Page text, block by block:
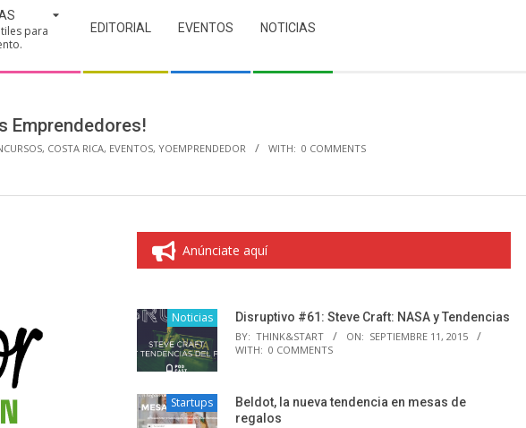
para
EDITORIAL EVENTOS NOTICIAS
Emprendedores!
, COSTA RICA, EVENTOS, YOEMPRENDEDOR WITH: 0 COMMENTS
Anúnciate aquí
Noticias Disruptivo #61: Steve Craft: NASA y Tendencias
BY: THINK&START ON: SEPTIEMBRE 11, 2015
WITH: 0 COMMENTS
Startups
Beldot, la nueva tendencia en mesas de
regalos